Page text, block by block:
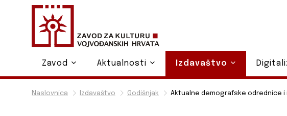
Naslovnica Izdavaštvo Godišnjak Aktualne demografske odrednice
Zavod Aktualnosti Izdavaštvo